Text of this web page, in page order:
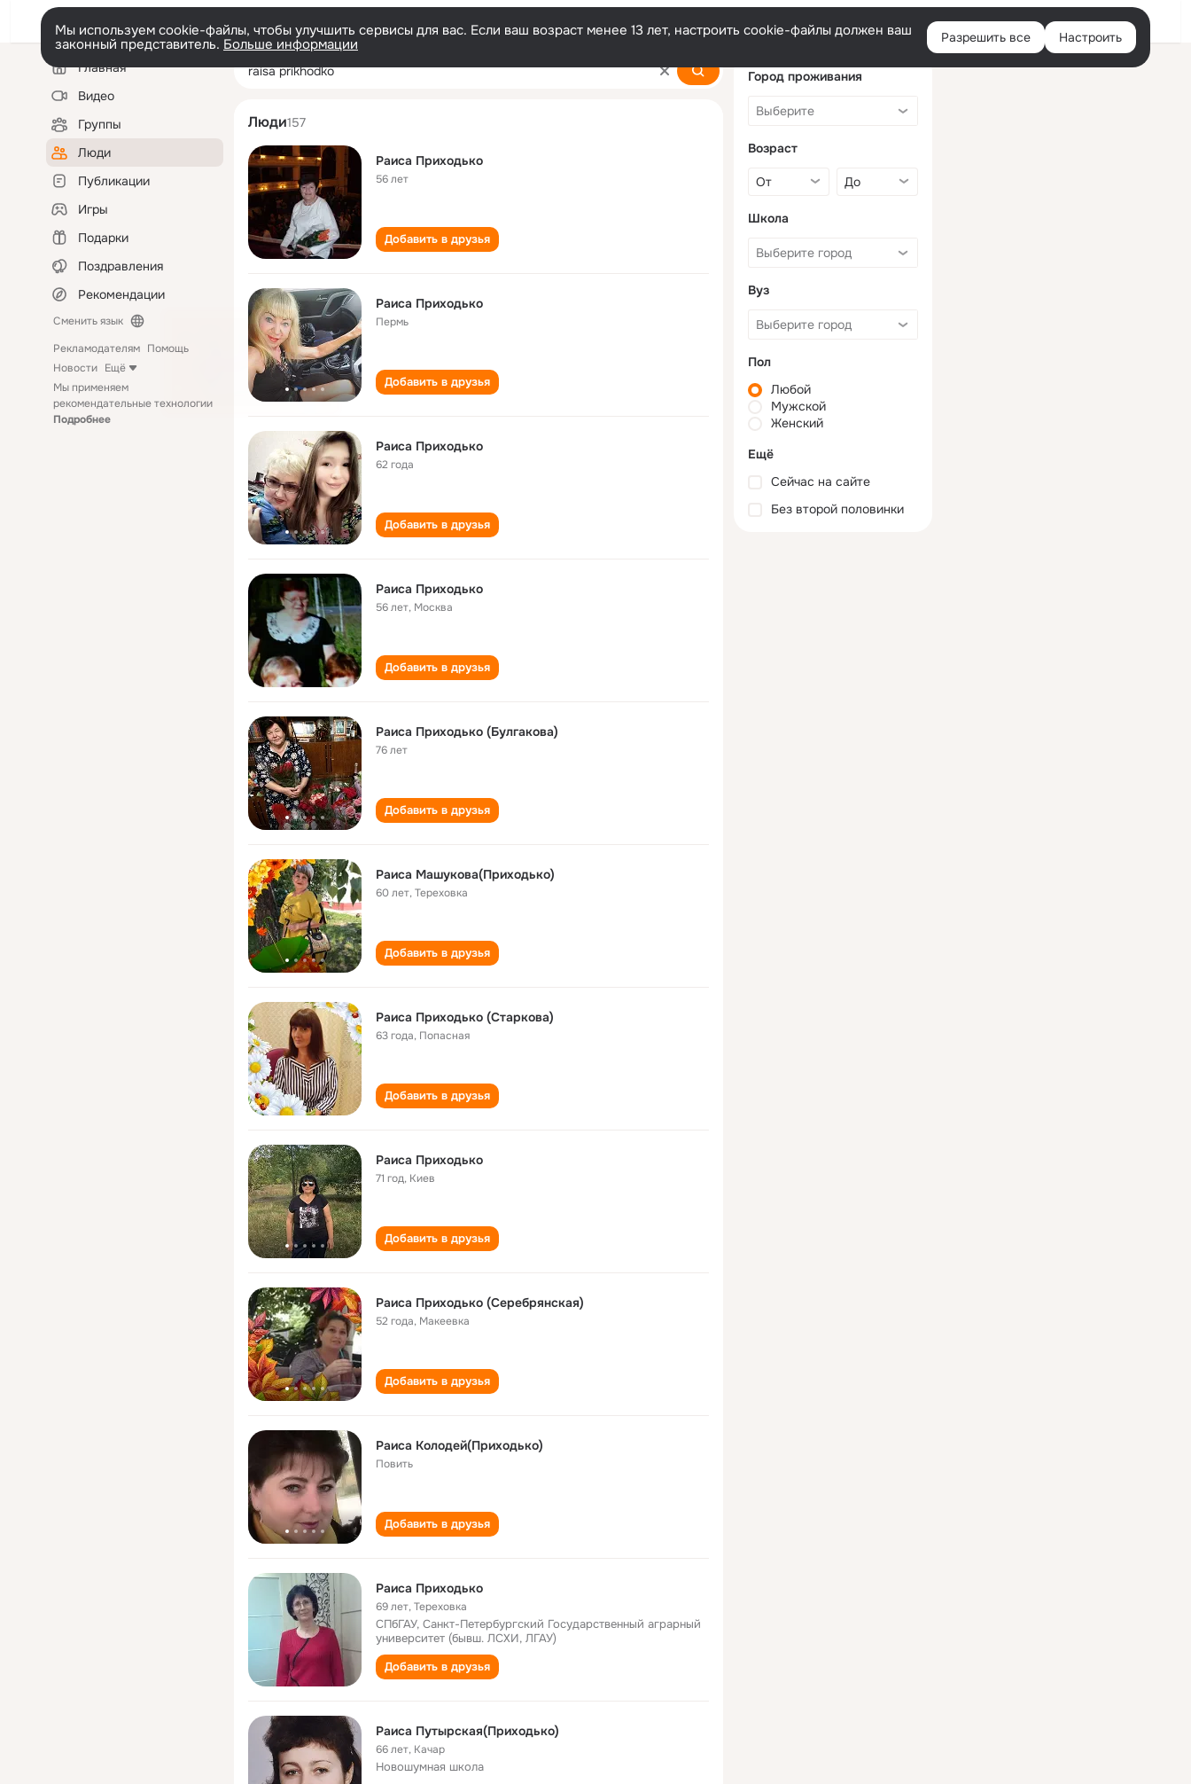
Войти
Мы используем cookie-файлы, чтобы улучшить сервисы для вас. Если ваш возраст менее 13 лет, настроить cookie-файлы должен ваш
законный представитель. Больше информации Разрешить все Настроить
Левая
колонкаГлавная
Видео
Группы
Люди
Публикации
Игры
Подарки
Поздравления
Рекомендации
Сменить язык
Рекламодателям Помощь
Новости Ещё
Мы применяем
рекомендательные технологии
Подробнее
raisa prikhodko
Люди157
Раиса Приходько
56 лет
Добавить в друзья
Раиса Приходько
Пермь
Добавить в друзья
Раиса Приходько
62 года
Добавить в друзья
Раиса Приходько
56 лет, Москва
Добавить в друзья
Раиса Приходько (Булгакова)
76 лет
Добавить в друзья
Раиса Машукова(Приходько)
60 лет,Тереховка
Добавить в друзья
Раиса Приходько (Старкова)
63 года, Попасная
Добавить в друзья
Раиса Приходько
71 год, Киев
Добавить в друзья
Раиса Приходько (Серебрянская)
52 года, Макеевка
Добавить в друзья
Раиса Колодей(Приходько)
Повить
Добавить в друзья
Раиса Приходько
69 лет,Тереховка
СПбГАУ, Санкт-Петербургский Государственный аграрный
университет (бывш. ЛСХИ, ЛГАУ)
Добавить в друзья
Раиса Путырская(Приходько)
66 лет, Качар
Новошумная школа
Город проживания
Возраст
Школа
Вуз
Пол
Любой
Мужской
Женский
Ещё
Сейчас на сайте
Без второй половинки